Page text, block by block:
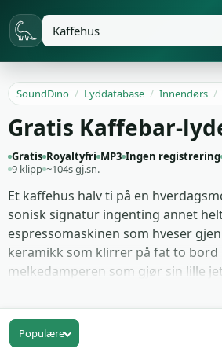
SoundDino / Lyddatabase / Innendørs /
Gratis Kaffebar-
Gratis Royaltyfri MP3 Ingen registrering
9 klipp ~104s gj.sn.
Et kaffehus halv ti på en
sonisk signatur ingenting annet
espressomaskinen som hveser
keramikk som klirrer på fat to bord
melkedamperen som gjør sin lille
snakker forbi hverandre. Disse 9
akkurat den teksturen i stedet for
renere kafé-atmosfærene de fleste
Populære